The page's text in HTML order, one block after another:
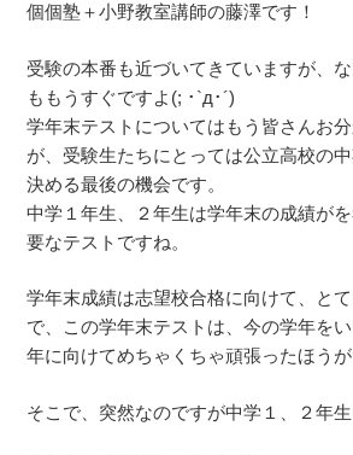
個個塾＋小野教室講師の藤澤です！
受験の本番も近づいてきていますが、
ももうすぐですよ(; ･`д･´)
学年末テストについてはもう皆さんお
が、受験生たちにとっては公立高校の
決める最後の機会です。
中学１年生、２年生は学年末の成績が
要なテストですね。
学年末成績は志望校合格に向けて、と
で、この学年末テストは、今の学年を
年に向けてめちゃくちゃ頑張ったほう
そこで、突然なのですが中学１、２年生